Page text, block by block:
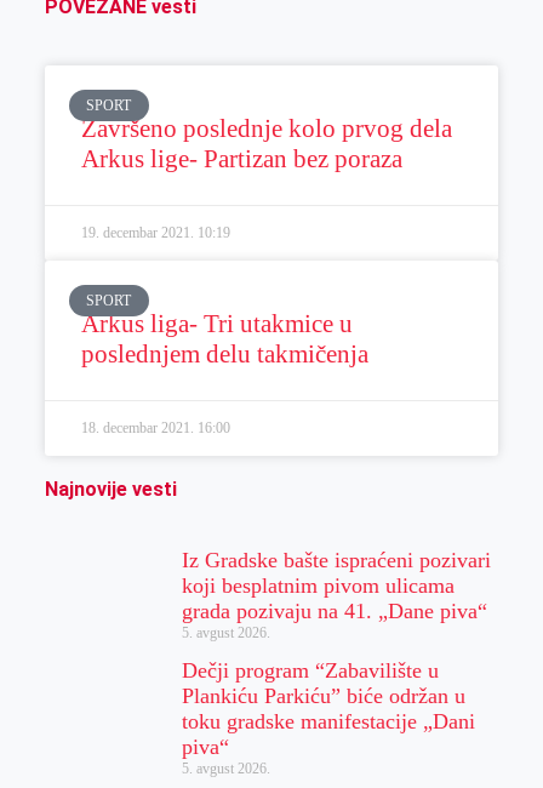
POVEZANE vesti
SPORT
Završeno poslednje kolo prvog dela
Arkus lige- Partizan bez poraza
19. decembar 2021. 10:19
SPORT
Arkus liga- Tri utakmice u
poslednjem delu takmičenja
18. decembar 2021. 16:00
Najnovije vesti
Iz Gradske bašte ispraćeni pozivari
koji besplatnim pivom ulicama
grada pozivaju na 41. „Dane piva“
5. avgust 2026.
Dečji program “Zabavilište u
Plankiću Parkiću” biće održan u
toku gradske manifestacije „Dani
piva“
5. avgust 2026.